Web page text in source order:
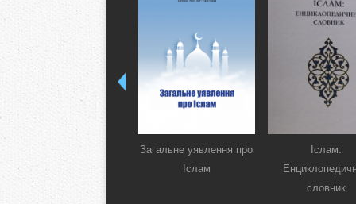
Загальне уявлення про
Іслам
Іслам:
словник